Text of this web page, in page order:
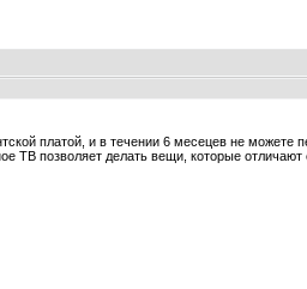
платой, и в течении 6 месецев не можете
позволяет делать вещи, которые отличают